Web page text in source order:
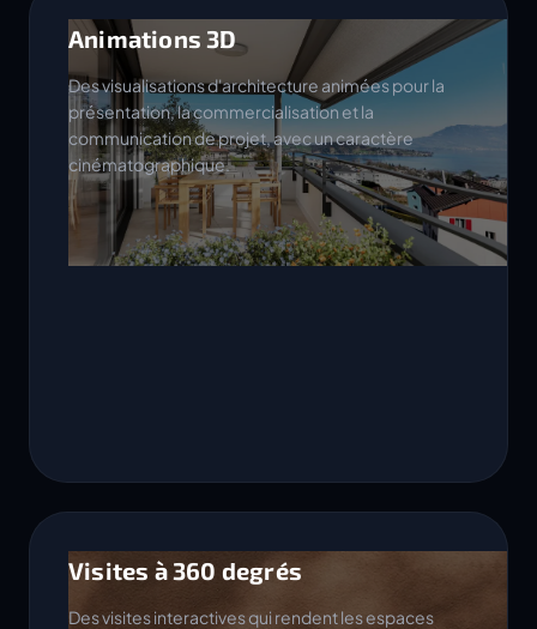
Animations 3D
Des visualisations d'architecture animées pour la
présentation, la commercialisation et la
communication de projet, avec un caractère
cinématographique.
Visites à 360 degrés
Des visites interactives qui rendent les espaces